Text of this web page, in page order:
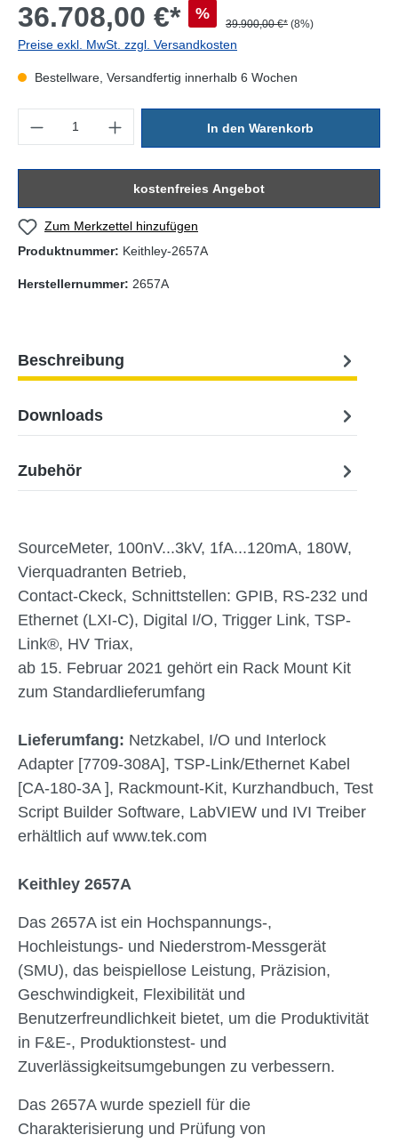
36.708,00 €* %
39.900,00 €* (8%)
Preise exkl. MwSt. zzgl. Versandkosten
Bestellware, Versandfertig innerhalb 6 Wochen
In den Warenkorb
kostenfreies Angebot
Zum Merkzettel hinzufügen
Produktnummer: Keithley-2657A
Herstellernummer: 2657A
Beschreibung
Downloads
Zubehör
SourceMeter, 100nV...3kV, 1fA...120mA, 180W,
Vierquadranten Betrieb,
Contact-Ckeck, Schnittstellen: GPIB, RS-232 und
Ethernet (LXI-C), Digital I/O, Trigger Link, TSP-
Link®, HV Triax,
ab 15. Februar 2021 gehört ein Rack Mount Kit
zum Standardlieferumfang
Lieferumfang: Netzkabel, I/O und Interlock
Adapter [7709-308A], TSP-Link/Ethernet Kabel
[CA-180-3A ], Rackmount-Kit, Kurzhandbuch, Test
Script Builder Software, LabVIEW und IVI Treiber
erhältlich auf www.tek.com
Keithley 2657A
Das 2657A ist ein Hochspannungs-,
Hochleistungs- und Niederstrom-Messgerät
(SMU), das beispiellose Leistung, Präzision,
Geschwindigkeit, Flexibilität und
Benutzerfreundlichkeit bietet, um die Produktivität
in F&E-, Produktionstest- und
Zuverlässigkeitsumgebungen zu verbessern.
Das 2657A wurde speziell für die
Charakterisierung und Prüfung von